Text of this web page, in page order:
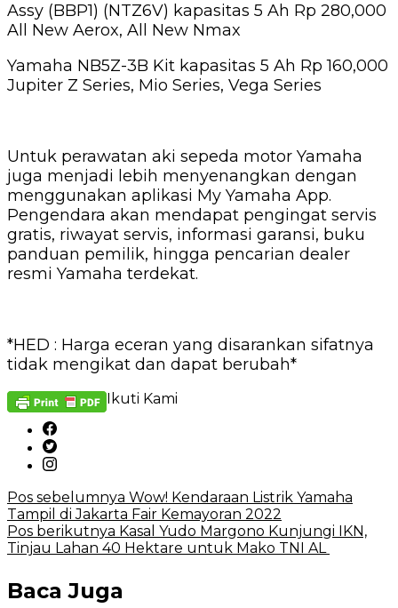
Assy (BBP1) (NTZ6V) kapasitas 5 Ah Rp 280,000
All New Aerox, All New Nmax
Yamaha NB5Z-3B Kit kapasitas 5 Ah Rp 160,000
Jupiter Z Series, Mio Series, Vega Series
Untuk perawatan aki sepeda motor Yamaha
juga menjadi lebih menyenangkan dengan
menggunakan aplikasi My Yamaha App.
Pengendara akan mendapat pengingat servis
gratis, riwayat servis, informasi garansi, buku
panduan pemilik, hingga pencarian dealer
resmi Yamaha terdekat.
*HED : Harga eceran yang disarankan sifatnya
tidak mengikat dan dapat berubah*
Ikuti Kami
Navigasi
pos
Pos sebelumnya Wow! Kendaraan Listrik Yamaha
Tampil di Jakarta Fair Kemayoran 2022
Pos berikutnya Kasal Yudo Margono Kunjungi IKN,
Tinjau Lahan 40 Hektare untuk Mako TNI AL
Baca Juga